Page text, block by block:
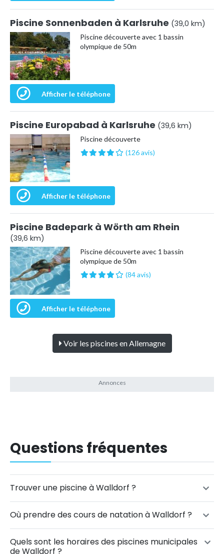
Piscine Sonnenbaden à Karlsruhe (39,0 km)
Piscine découverte avec 1 bassin
olympique de 50m
Afficher le téléphone
Piscine Europabad à Karlsruhe (39,6 km)
Piscine découverte
(126 avis)
Afficher le téléphone
Piscine Badepark à Wörth am Rhein
(39,6 km)
Piscine découverte avec 1 bassin
olympique de 50m
(84 avis)
Afficher le téléphone
Voir les piscines en Allemagne
Questions fréquentes
Trouver une piscine à Walldorf ?
Où prendre des cours de natation à Walldorf ?
Quels sont les horaires des piscines municipales
de Walldorf ?